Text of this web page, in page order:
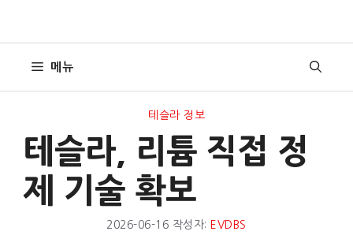
메뉴
테슬라 정보
테슬라, 리튬 직접 정
제 기술 확보
2026-06-16 작성자: EVDBS